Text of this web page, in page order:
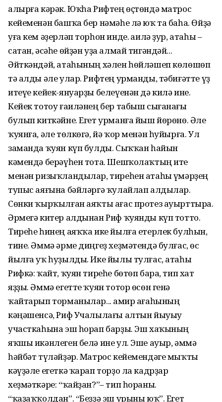
алырға кәрәк. Юҡһа Рифтең өҫтөндә матрос
кейеменән башҡа бер нәмәһе лә юҡ та баһа. Өйҙә
уға кем әҙерләп торһон инде. Ғаилә ҙур, атаһы –
сатан, әсәһе өйҙән уҙа алмай тигәндәй...
Әйткәндәй, атаһының хәлен һөйләшеп көлөшөп
тә алды әле улар. Рифтең урманды, тәбиғәтте үҙ
итеүе кейек-януарҙы белеүенән дә килә ине.
Кейек тотоу ғаиләнең бер табыш сығанағы
булып киткәйне. Егет урманға йыш йөрөнө. Әле
ҡуянға, әле төлкөгә, йә ҡор менән һуйырға. Ул
заманда ҡуян күп булды. Сыҡҡан һайын
кәмендә берәүһен тота. Шешҡолаҡтың ите
менән ризыҡландылар, тиреһен атаһы Ғүмәрҙең
тупыс аяғына бәйләргә ҡулайлап алдылар.
Сөнки ҡырҡылған аяҡты ағас протез ауырттыра.
Әрмегә китер алдынан Риф ҡуянды күп тотто.
Тиреһе һинең аяҡҡа ике йылға етерлек булһын,
тине. Әммә әрме диңгеҙ хеҙмәтендә булғас, өс
йылға уҡ һуҙылды. Ике йылы тулғас, атаһы
Рифкә: ҡайт, ҡуян тиреһе бөтөп бара, тип хат
яҙҙы. Әммә егетте ҡуян тотор өсөн генә
ҡайтарып торманылар... Ғамир ағаһының
кәңәшенсә, Риф Учалылағы алтын йыуыу
участкаһына эш һорап барҙы. Эш хаҡының
яҡшы икәнлеген белә ине ул. Эше ауыр, әммә
һәйбәт түләйҙәр. Матрос кейемендәге мыҡты
кәүҙәле егеткә ҡарап торҙо ла кадрҙар
хеҙмәткәре: “ҡайҙан?”– тип һораны.
“ҡаҙаҡҡолдан”. “Беҙҙә эш урыны юҡ”. Егет